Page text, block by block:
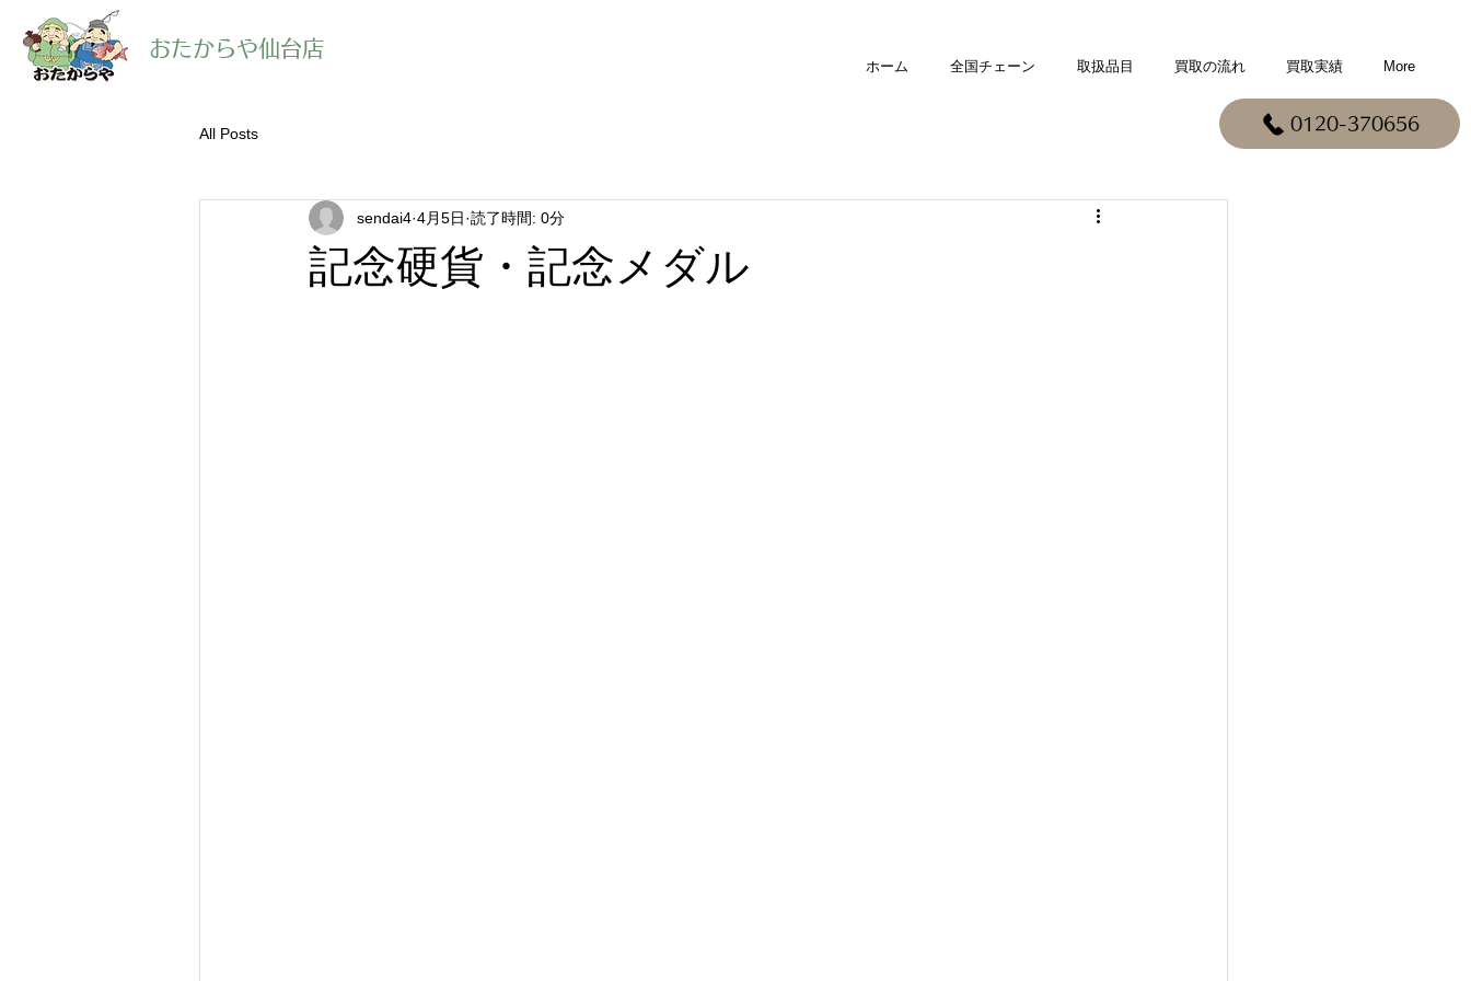
0120-370656
​おたからや仙台店
ホーム 全国チェーン 取扱品目 買取の流れ 買取実績 More
All Posts
記念硬貨・記念メダル
sendai4 4月5日 読了時間: 0分